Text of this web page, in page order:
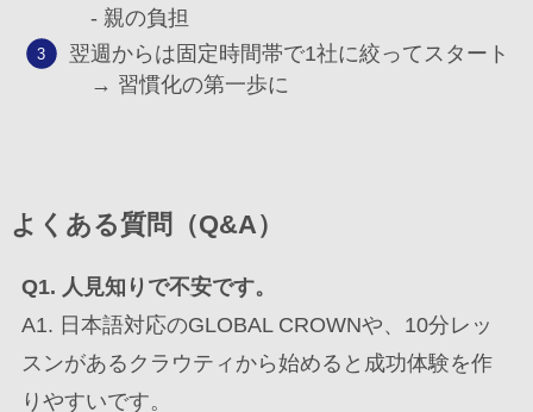
- 親の負担
翌週からは固定時間帯で1社に絞ってスタート
→ 習慣化の第一歩に
よくある質問（Q&A）
Q1. 人見知りで不安です。
A1. 日本語対応のGLOBAL CROWNや、10分レッ
スンがあるクラウティから始めると成功体験を作
りやすいです。